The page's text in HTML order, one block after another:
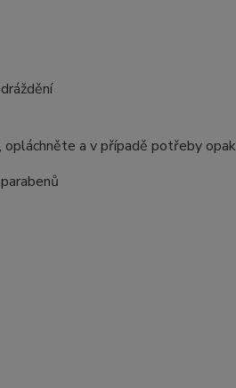
opláchněte a v případě potřeby